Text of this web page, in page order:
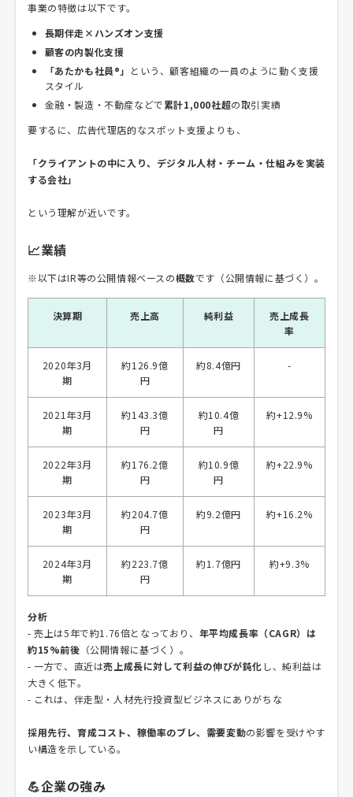
事業の特徴は以下です。
長期伴走×ハンズオン支援
顧客の内製化支援
「あたかも社員®」 という、顧客組織の一員のように動く支援
スタイル
金融・製造・不動産などで累計1,000社超の取引実績
要するに、広告代理店的なスポット支援よりも、
「クライアントの中に入り、デジタル人材・チーム・仕組みを実装
する会社」
という理解が近いです。
📈業績
※以下はIR等の公開情報ベースの概数です（公開情報に基づく）。
決算期 売上高 純利益
売上成長
率
2020年3月
期
約126.9億
円
約8.4億円 -
2021年3月
期
約143.3億
円
約10.4億
円
約+12.9%
2022年3月
期
約176.2億
円
約10.9億
円
約+22.9%
2023年3月
期
約204.7億
円
約9.2億円 約+16.2%
2024年3月
期
約223.7億
円
約1.7億円 約+9.3%
分析
- 売上は5年で約1.76倍となっており、 年平均成長率（CAGR）は
約15%前後 （公開情報に基づく）。
- 一方で、直近は売上成長に対して利益の伸びが鈍化 し、純利益は
大きく低下。
- これは、伴走型・人材先行投資型ビジネスにありがちな
採用先行、育成コスト、稼働率のブレ、需要変動の影響を受けやす
い構造を示している。
💪企業の強み